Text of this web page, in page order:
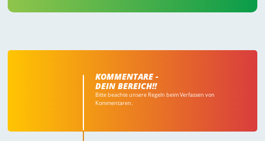
KOMMENTARE -
DEIN BEREICH!!
Bitte beachte unsere Regeln beim Verfassen von
Kommentaren.